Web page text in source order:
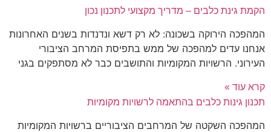
גינת כלבים – מדריך מקצועי לתכנון נכון
הירוקה בשכונה: לא רק דשא ונדנדות בשנים האחרונות
עדים למהפכה של ממש בתפיסת המרחב הציבורי
הרשויות המקומיות והתושבים כבר לא מסתפקים בגני
עוד »
גינות כלבים בהתאמה לרשויות מקומיות
השקטה של המרחבים הציבוריים ברשויות המקומיות